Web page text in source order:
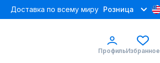
Доставка по всему миру Розница
ПрофильИзбранное